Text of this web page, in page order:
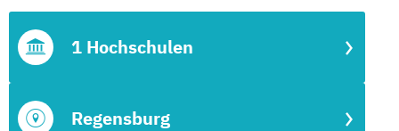
Regensburg
1 Hochschulen